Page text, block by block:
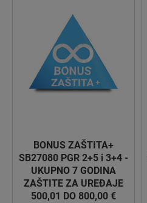
BONUS ZAŠTITA+
SB27080 PGR 2+5 i 3+4 -
UKUPNO 7 GODINA
ZAŠTITE ZA UREĐAJE
500,01 DO 800,00 €